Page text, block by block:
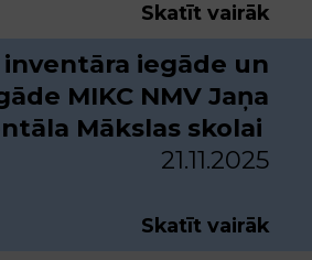
Skatīt vairāk
iegāde un
MIKC NMV Jaņa
Mākslas skolai
21.11.2025
Skatīt vairāk